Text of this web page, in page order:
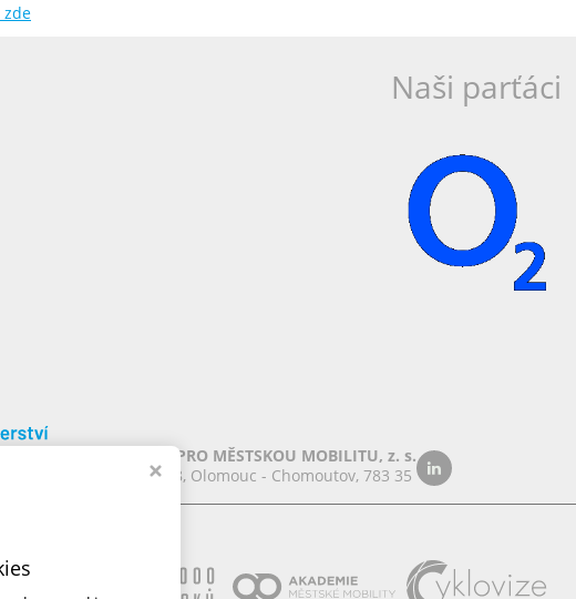
zde
Naši parťáci
PARTNERSTVÍ PRO MĚSTSKOU MOBILITU, z. s.
Chomoutov 388, Olomouc - Chomoutov, 783 35